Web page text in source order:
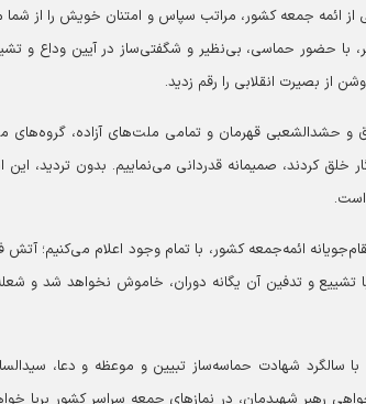
از ائمه جمعه کشور، مراتب سپاس و امتنان خویش را از شما
با حضور حماسی، بی‌نظیر و شگفتی‌ساز در آیین وداع و
از بصیرت انقلابی را رقم زدید.
و حشدالشعبی قهرمان و تمامی ملت‌های آزاده، گروه‌های
خلق کردند، صمیمانه قدردانی می‌نماییم. بدون تردید، این
است.
ائمه‌جمعه کشور، با تمام وجود اعلام می‌کنیم؛
تشییع و تدفین آن یگانه دوران، خاموش نخواهد شد
جمعه ۱۹ تیر، مصادف با سالگرد شهادت حماسه‌ساز تبیین و موعظه و
رهبر شهیدمان، در نمازهای جمعه سراسر کشور برپا